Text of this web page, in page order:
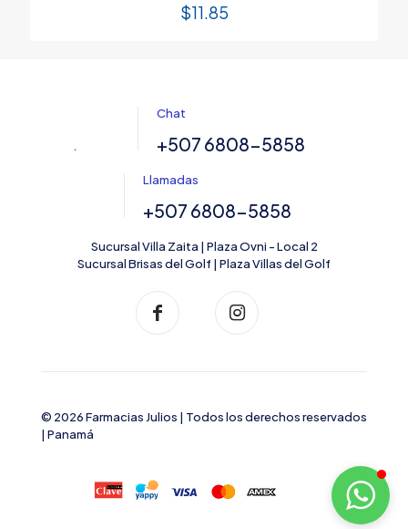
$11.85
Chat
+507 6808-5858
Llamadas
+507 6808-5858
Sucursal Villa Zaita | Plaza Ovni - Local 2
Sucursal Brisas del Golf | Plaza Villas del Golf
© 2026 Farmacias Julios | Todos los derechos reservados
| Panamá